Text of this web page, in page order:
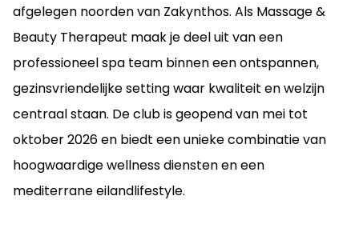
afgelegen noorden van Zakynthos. Als Massage &
Beauty Therapeut maak je deel uit van een
professioneel spa team binnen een ontspannen,
gezinsvriendelijke setting waar kwaliteit en welzijn
centraal staan. De club is geopend van mei tot
oktober 2026 en biedt een unieke combinatie van
hoogwaardige wellness diensten en een
mediterrane eilandlifestyle.